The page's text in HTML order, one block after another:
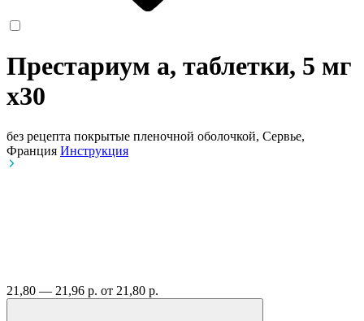
Престариум а, таблетки, 5 мг
x30
без рецепта покрытые пленочной оболочкой, Сервье,
Франция Инструкция
21,80 — 21,96 р. от 21,80 р.